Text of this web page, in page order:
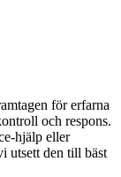
för erfarna
och respons.
hjälp eller
utsett den till bäst